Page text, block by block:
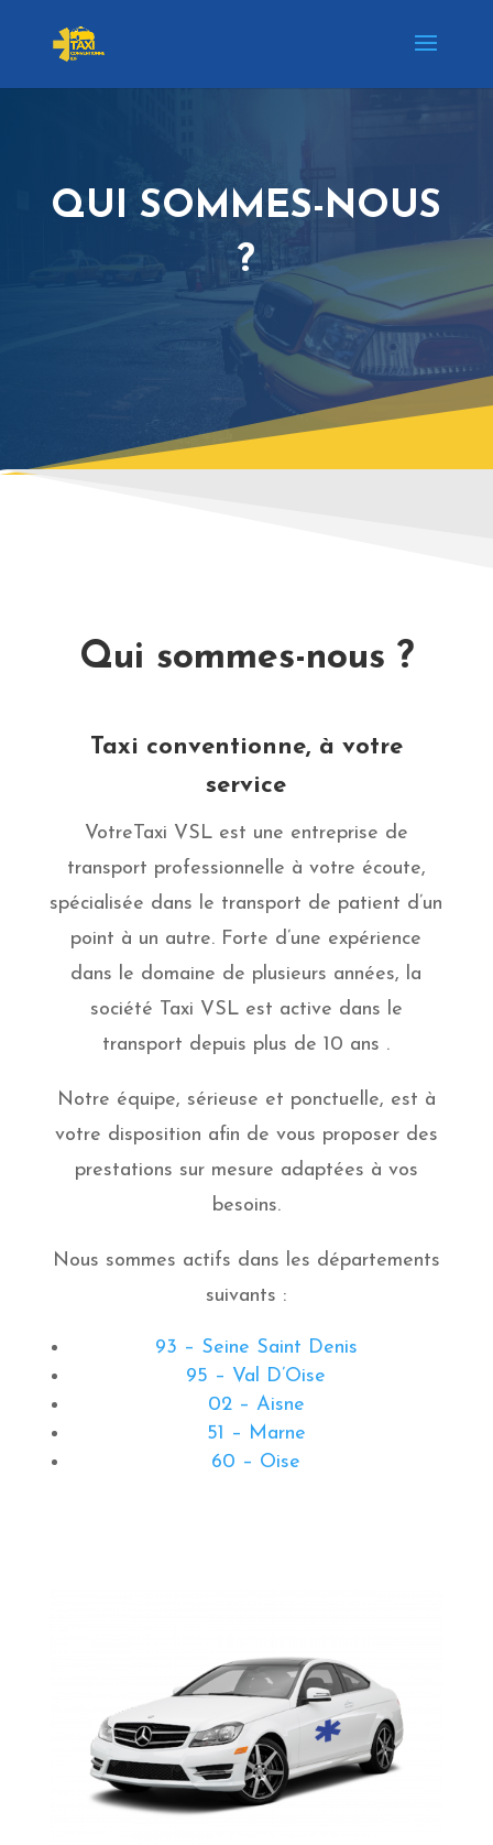
QUI SOMMES-NOUS
?
Qui sommes-nous ?
Taxi conventionne, à votre
service
VotreTaxi VSL est une entreprise de
transport professionnelle à votre écoute,
spécialisée dans le transport de patient d’un
point à un autre. Forte d’une expérience
dans le domaine de plusieurs années, la
société Taxi VSL est active dans le
transport depuis plus de 10 ans .
Notre équipe, sérieuse et ponctuelle, est à
votre disposition afin de vous proposer des
prestations sur mesure adaptées à vos
besoins.
Nous sommes actifs dans les départements
suivants :
93 – Seine Saint Denis
95 – Val D’Oise
02 – Aisne
51 – Marne
60 – Oise